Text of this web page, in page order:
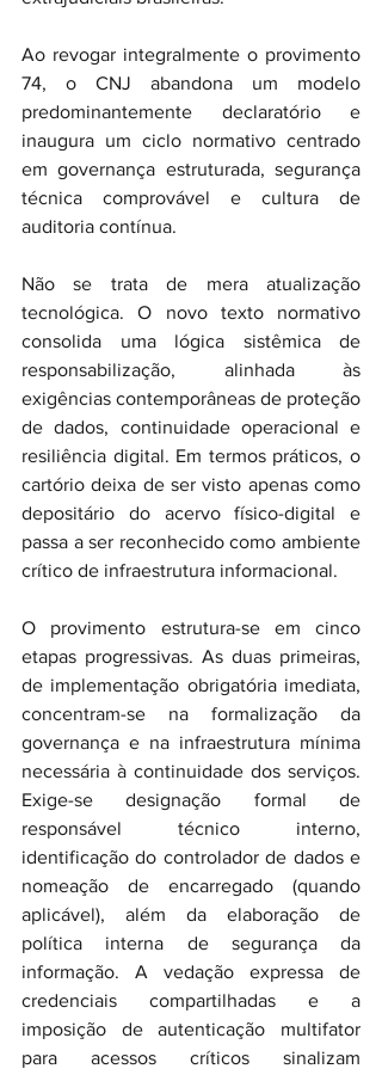
Ao revogar integralmente o provimento
74, o CNJ abandona um modelo
predominantemente declaratório e
inaugura um ciclo normativo centrado
em governança estruturada, segurança
técnica comprovável e cultura de
auditoria contínua.
Não se trata de mera atualização
tecnológica. O novo texto normativo
consolida uma lógica sistêmica de
responsabilização, alinhada às
exigências contemporâneas de proteção
de dados, continuidade operacional e
resiliência digital. Em termos práticos, o
cartório deixa de ser visto apenas como
depositário do acervo físico-digital e
passa a ser reconhecido como ambiente
crítico de infraestrutura informacional.
O provimento estrutura-se em cinco
etapas progressivas. As duas primeiras,
de implementação obrigatória imediata,
concentram-se na formalização da
governança e na infraestrutura mínima
necessária à continuidade dos serviços.
Exige-se designação formal de
responsável técnico interno,
identificação do controlador de dados e
nomeação de encarregado (quando
aplicável), além da elaboração de
política interna de segurança da
informação. A vedação expressa de
credenciais compartilhadas e a
imposição de autenticação multifator
para acessos críticos sinalizam